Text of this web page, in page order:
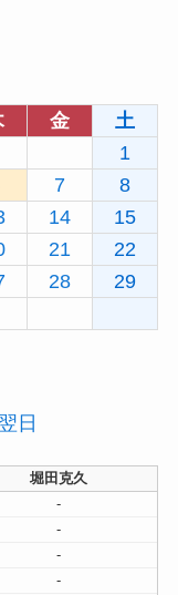
金
土
1
7
8
14
15
21
22
28
29
翌日
堀田克久
-
-
-
-